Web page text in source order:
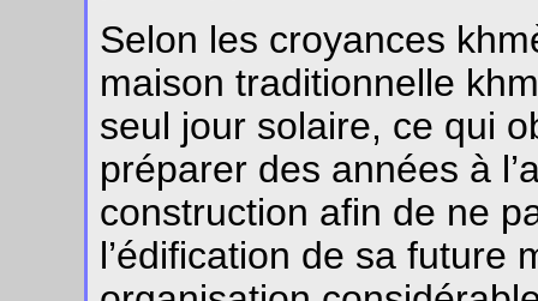
Selon les croyances
maison traditionnelle
seul jour solaire, ce qui
préparer des années à
construction afin de ne
l’édification de sa future